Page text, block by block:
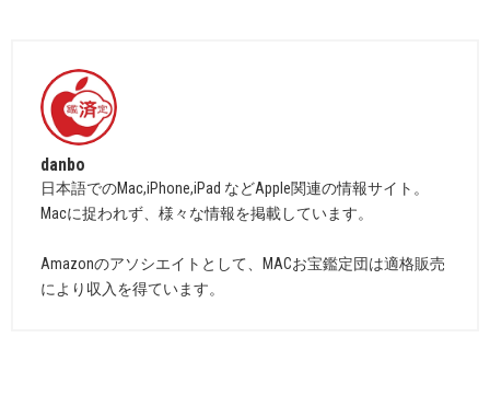
danbo
日本語でのMac,iPhone,iPad などApple関連の情報サイト。
Macに捉われず、様々な情報を掲載しています。
Amazonのアソシエイトとして、MACお宝鑑定団は適格販売
により収入を得ています。